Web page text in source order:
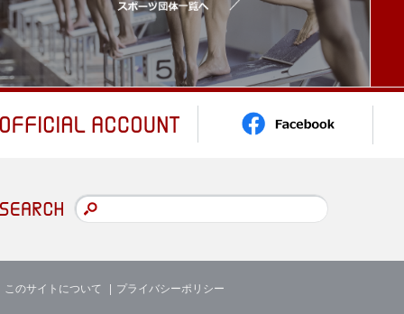
このサイトについて プライバシーポリシー